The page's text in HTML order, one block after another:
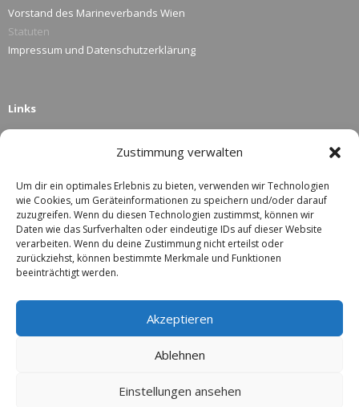
Zustimmung verwalten
Um dir ein optimales Erlebnis zu bieten, verwenden wir Technologien
wie Cookies, um Geräteinformationen zu speichern und/oder darauf
zuzugreifen. Wenn du diesen Technologien zustimmst, können wir
Daten wie das Surfverhalten oder eindeutige IDs auf dieser Website
verarbeiten. Wenn du deine Zustimmung nicht erteilst oder
zurückziehst, können bestimmte Merkmale und Funktionen
beeinträchtigt werden.
Akzeptieren
Ablehnen
Einstellungen ansehen
Vorstand des Marineverbands Wien
Statuten
Impressum und Datenschutzerklärung
Links
Links